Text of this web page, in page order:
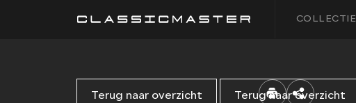
COLLECTIE
Terug naar overzicht Terug naar overzicht